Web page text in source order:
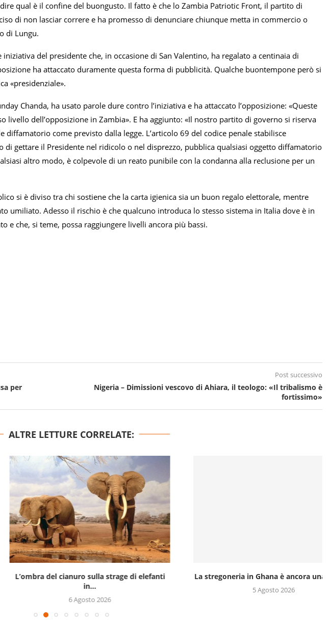
qual è il confine del buongusto. Il fatto è che lo Zambia Patriotic Front, il partito di
di non lasciar correre e ha promesso di denunciare chiunque metta in commercio o
di Lungu.
iniziativa del presidente che, in occasione di San Valentino, ha regalato a centinaia di
ha attaccato duramente questa forma di pubblicità. Qualche buontempone però si
«presidenziale».
Chanda, ha usato parole dure contro l’iniziativa e ha attaccato l’opposizione: «Queste
livello dell’opposizione in Zambia». E ha aggiunto: «Il nostro partito di governo si riserva
come previsto dalla legge. L’articolo 69 del codice penale stabilisce
di gettare il Presidente nel ridicolo o nel disprezzo, pubblica qualsiasi oggetto diffamatorio
altro modo, è colpevole di un reato punibile con la condanna alla reclusione per un
si è diviso tra chi sostiene che la carta igienica sia un buon regalo elettorale, mentre
umiliato. Adesso il rischio è che qualcuno introduca lo stesso sistema in Italia dove è in
e che, si teme, possa raggiungere livelli ancora più bassi.
per
Post successivo
Nigeria – Dimissioni vescovo di Ahiara, il teologo: «Il tribalismo è
fortissimo»
ALTRE LETTURE CORRELATE:
L’ombra del cianuro sulla strage di elefanti
6 Agosto 2026
La stregoneria in Ghana è ancora una ferita...
5 Agosto 2026